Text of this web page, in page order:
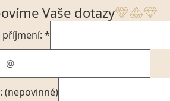
Vaše dotazy
příjmení: *
(nepovinné)